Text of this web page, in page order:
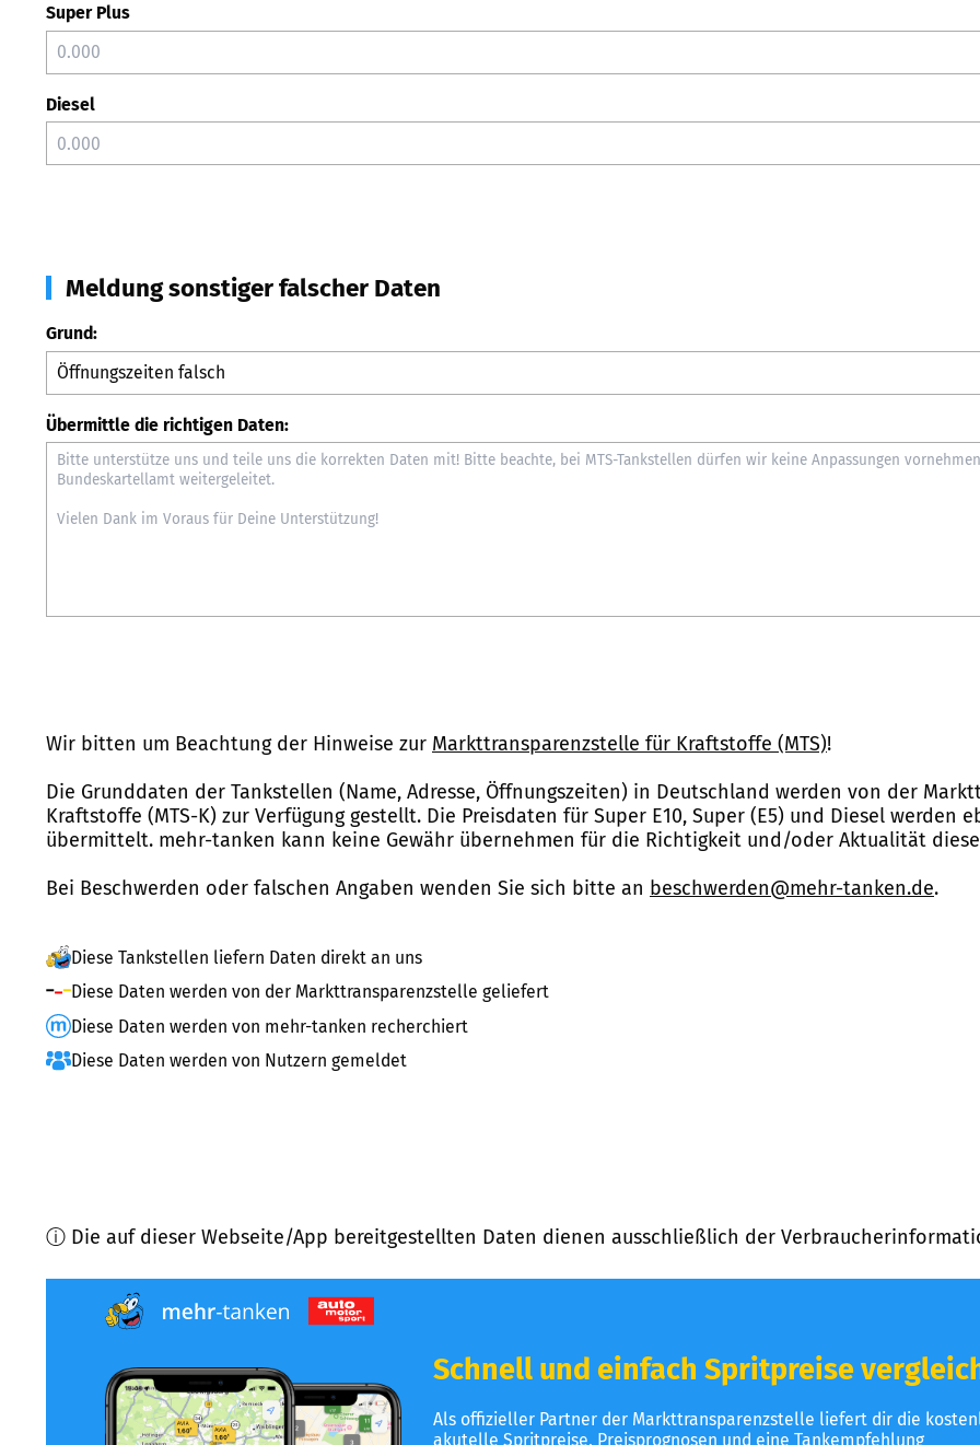
Super Plus
Diesel
Meldung sonstiger falscher Daten
Grund:
Übermittle die richtigen Daten:
Wir bitten um Beachtung der Hinweise zur Markttransparenzstelle für Kraftstoffe (MTS)!
Die Grunddaten der Tankstellen (Name, Adresse, Öffnungszeiten) in Deutschland werden von der
Kraftstoffe (MTS-K) zur Verfügung gestellt. Die Preisdaten für Super E10, Super (E5) und Diesel werden
übermittelt. mehr-tanken kann keine Gewähr übernehmen für die Richtigkeit und/oder Aktualität
Bei Beschwerden oder falschen Angaben wenden Sie sich bitte an beschwerden@mehr-tanken.de.
Diese Tankstellen liefern Daten direkt an uns
Diese Daten werden von der Markttransparenzstelle geliefert
Diese Daten werden von mehr-tanken recherchiert
Diese Daten werden von Nutzern gemeldet
ⓘ Die auf dieser Webseite/App bereitgestellten Daten dienen ausschließlich der
Schnell und einfach Spritpreise
Als offizieller Partner der Markttransparenzstelle liefert dir die
akutelle Spritpreise, Preisprognosen und eine Tankempfehlung